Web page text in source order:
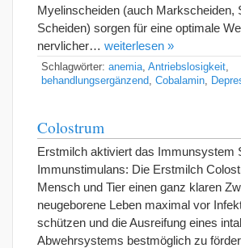
Myelinscheiden (auch Markscheiden,
Scheiden) sorgen für eine optimale
nervlicher… weiterlesen »
Schlagwörter: anemia Antriebslosigkeit
behandlungsergänzend
Cobalamin
Colostrum
Erstmilch aktiviert das Immunsystem
Immunstimulans: Die Erstmilch
Mensch und Tier einen ganz klaren
neugeborene Leben maximal vor
schützen und die Ausreifung eines
Abwehrsystems bestmöglich zu